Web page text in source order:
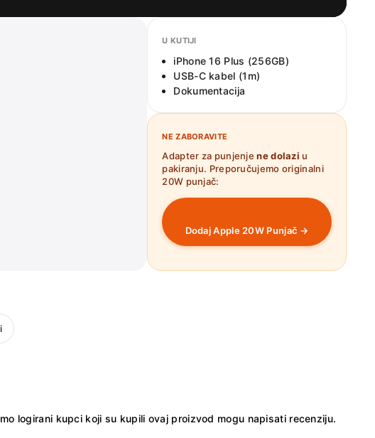
U KUTIJI
iPhone 16 Plus (256GB)
USB-C kabel (1m)
Dokumentacija
NE ZABORAVITE
Adapter za punjenjene dolazi u
pakiranju. Preporučujemo originalni
20W punjač:
Dodaj Apple 20W Punjač →
logirani kupci koji su kupili ovaj proizvod mogu napisati recenziju.